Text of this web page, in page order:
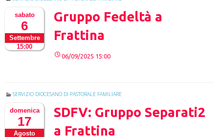
sabato
6
Settembre
15:00
Gruppo Fedeltà a
Frattina
06/09/2025 15:00
SERVIZIO DIOCESANO DI PASTORALE FAMILIARE
domenica
17
Agosto
SDFV: Gruppo Separati2
a Frattina